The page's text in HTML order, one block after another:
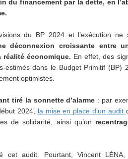
du financement par la dette, en
du BP 2024 et l’exécution
déconnexion croissante entre
économique. En effet, des
estimés dans le Budget Primitif (BP)
optimistes.
tiré la sonnette d’alarme : par
2024, la mise en place d’un audit
de solidarité, ainsi qu’un
cet audit. Pourtant, Vincent L É